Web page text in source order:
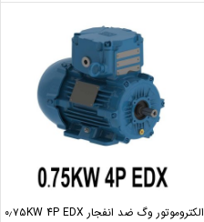
الکتروموتور وگ ضد انفجار ۰٫۷۵KW 4P EDX